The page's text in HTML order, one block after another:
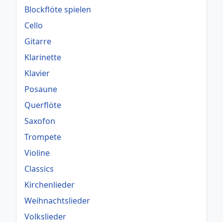
Blockflöte spielen
Cello
Gitarre
Klarinette
Klavier
Posaune
Querflöte
Saxofon
Trompete
Violine
Classics
Kirchenlieder
Weihnachtslieder
Volkslieder